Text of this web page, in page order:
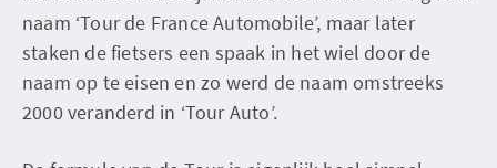
naam ‘Tour de France Automobile’, maar later
staken de fietsers een spaak in het wiel door de
naam op te eisen en zo werd de naam omstreeks
2000 veranderd in ‘Tour Auto’.